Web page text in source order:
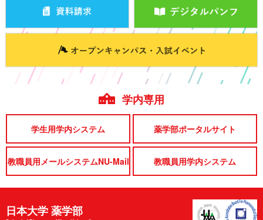
学内専用
学生用学内システム 薬学部ポータルサイト
教職員用メールシステムNU-Mail 教職員用学内システム
日本大学 薬学部